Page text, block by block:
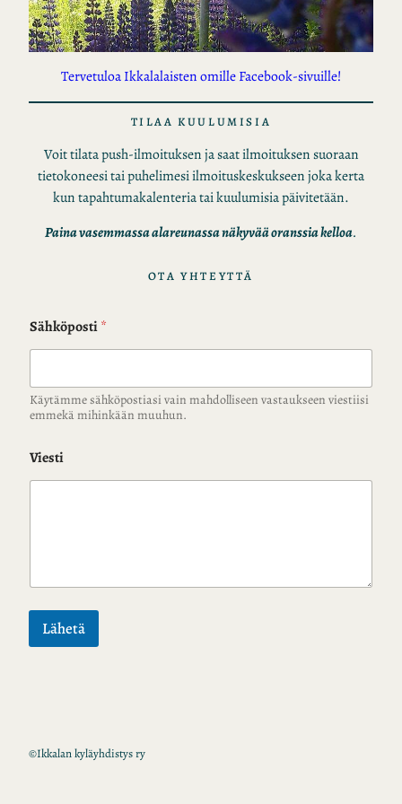
Tervetuloa Ikkalalaisten omille Facebook-sivuille!
TILAA KUULUMISIA
Voit tilata push-ilmoituksen ja saat ilmoituksen suoraan
tietokoneesi tai puhelimesi ilmoituskeskukseen joka kerta
kun tapahtumakalenteria tai kuulumisia päivitetään.
Paina vasemmassa alareunassa näkyvää oranssia kelloa.
OTA YHTEYTTÄ
Sähköposti*
Käytämme sähköpostiasi vain mahdolliseen vastaukseen viestiisi
emmekä mihinkään muuhun.
Viesti
Lähetä
©Ikkalan kyläyhdistys ry